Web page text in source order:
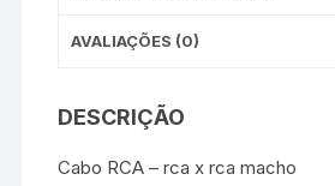
AVALIAÇÕES (0)
DESCRIÇÃO
Cabo RCA – rca x rca macho